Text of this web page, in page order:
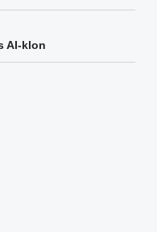
AI-klon